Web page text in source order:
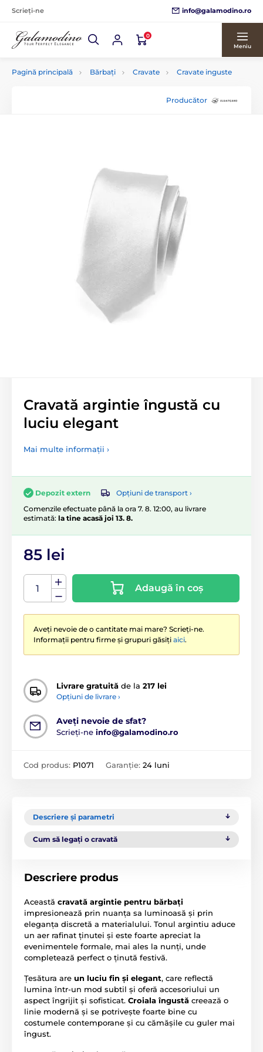
Scrieți-ne info@galamodino.ro
0
Meniu
Pagină principală Bărbați Cravate Cravate inguste
Producător
Cravată argintie îngustă cu
luciu elegant
Mai multe informații ›
Depozit extern
Opțiuni de transport ›
Comenzile efectuate până la ora 7. 8. 12:00, au livrare
estimată: la tine acasă joi 13. 8.
85 lei
Adaugă în coș
Aveți nevoie de o cantitate mai mare? Scrieți-ne.
Informații pentru firme și grupuri găsiți aici.
Livrare gratuită de la 217 lei
Opțiuni de livrare ›
Aveți nevoie de sfat?
Scrieți-ne info@galamodino.ro
Cod produs: P1071 Garanție: 24 luni
Descriere și parametri
Cum să legați o cravată
Descriere produs
Această cravată argintie pentru bărbați
impresionează prin nuanța sa luminoasă și prin
eleganța discretă a materialului. Tonul argintiu aduce
un aer rafinat ținutei și este foarte apreciat la
evenimentele formale, mai ales la nunți, unde
completează perfect o ținută festivă.
Țesătura are un luciu fin și elegant, care reflectă
lumina într-un mod subtil și oferă accesoriului un
aspect îngrijit și sofisticat. Croiala îngustă creează o
linie modernă și se potrivește foarte bine cu
costumele contemporane și cu cămășile cu guler mai
îngust.